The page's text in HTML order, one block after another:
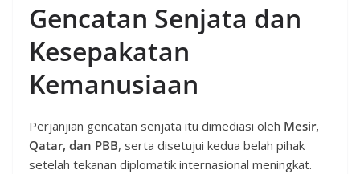
Gencatan Senjata dan
Kesepakatan
Kemanusiaan
Perjanjian gencatan senjata itu dimediasi oleh Mesir,
Qatar, dan PBB, serta disetujui kedua belah pihak
setelah tekanan diplomatik internasional meningkat.